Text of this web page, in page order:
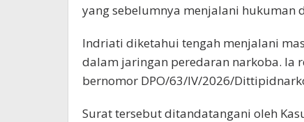
yang sebelumnya menjalani hukuman
Indriati diketahui tengah menjalani
dalam jaringan peredaran narkoba. Ia
bernomor DPO/63/IV/2026/
Surat tersebut ditandatangani oleh